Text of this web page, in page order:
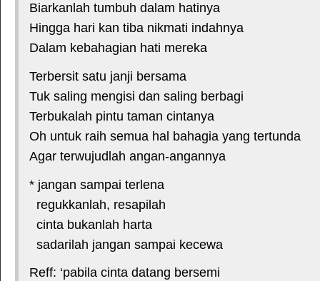
Biarkanlah tumbuh dalam hatinya
Hingga hari kan tiba nikmati indahnya
Dalam kebahagian hati mereka
Terbersit satu janji bersama
Tuk saling mengisi dan saling berbagi
Terbukalah pintu taman cintanya
Oh untuk raih semua hal bahagia yang tertunda
Agar terwujudlah angan-angannya
* jangan sampai terlena
regukkanlah, resapilah
cinta bukanlah harta
sadarilah jangan sampai kecewa
Reff: ‘pabila cinta datang bersemi